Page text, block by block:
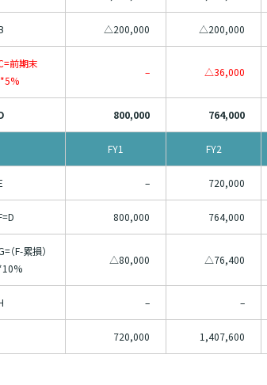
△200,000 △200,000
前期末
– △36,000
800,000 764,000
FY1 FY2
– 720,000
800,000 764,000
（F-累損）
△80,000 △76,400
– –
720,000 1,407,600